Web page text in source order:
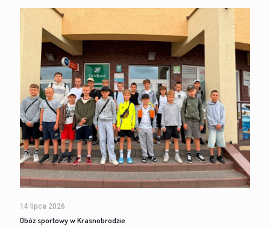
14 lipca 2026
Obóz sportowy w Krasnobrodzie